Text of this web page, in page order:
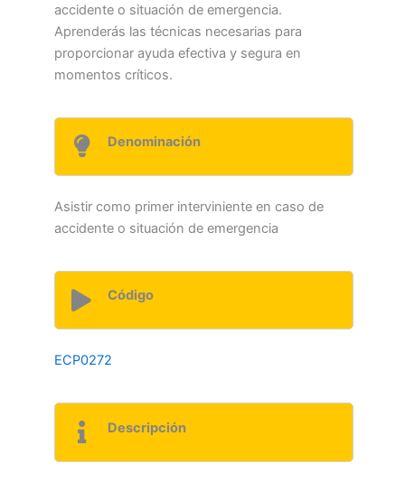
accidente o situación de emergencia.
Aprenderás las técnicas necesarias para
proporcionar ayuda efectiva y segura en
momentos críticos.
Denominación
Asistir como primer interviniente en caso de
accidente o situación de emergencia
Código
ECP0272
Descripción